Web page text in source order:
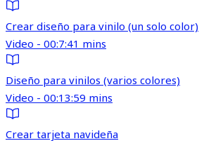
Crear diseño para vinilo (un solo color)
Video - 00:7:41 mins
Diseño para vinilos (varios colores)
Video - 00:13:59 mins
Crear tarjeta navideña